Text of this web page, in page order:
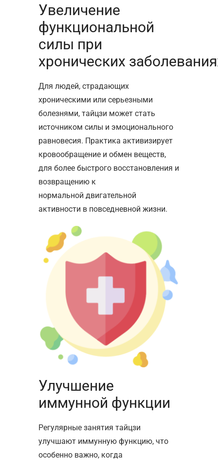
Увеличение
функциональной
силы при
хронических
Для людей, страдающих
хроническими или серьезными
болезнями, тайцзи может стать
источником силы и эмоционального
равновесия. Практика активизирует
кровообращение и обмен веществ,
для более быстрого восстановления и
возвращению к
нормальной двигательной
активности в повседневной жизни.
Улучшение
иммунной функции
Регулярные занятия тайцзи
улучшают иммунную функцию, что
особенно важно, когда